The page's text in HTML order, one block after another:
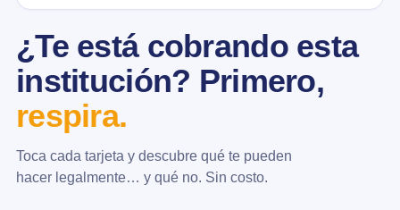
¿Te está cobrando esta
institución? Primero,
respira.
Toca cada tarjeta y descubre qué te pueden
hacer legalmente… y qué no. Sin costo.